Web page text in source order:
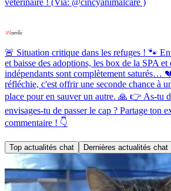
vétérinaire ! (Via: @cincyanimalcare )
🚨 Situation critique dans les refuges ! 🐾
et baisse des adoptions, les box de la SPA et
indépendants sont complètement saturés…
réfléchie, c'est offrir une seconde chance à
place pour en sauver un autre. 🙏 👉 As-tu
envisages-tu de passer le cap ? Partage ton
commentaire ! 👇
Top actualités chat Dernières actualités chat